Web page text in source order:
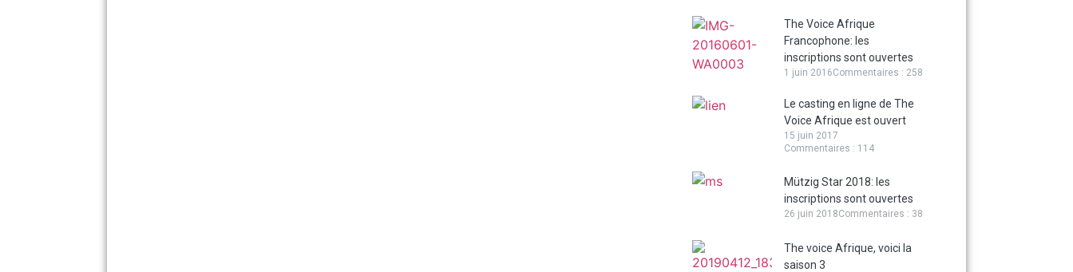
The Voice Afrique
Francophone: les
inscriptions sont ouvertes
1 juin 2016Commentaires : 258
Le casting en ligne de The
Voice Afrique est ouvert
15 juin 2017
Commentaires : 114
Mützig Star 2018: les
inscriptions sont ouvertes
26 juin 2018Commentaires : 38
The voice Afrique, voici la
saison 3